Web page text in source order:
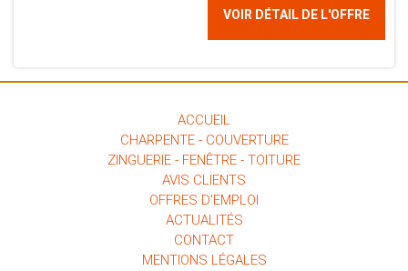
VOIR DÉTAIL DE L'OFFRE
ACCUEIL
CHARPENTE - COUVERTURE
ZINGUERIE - FENÊTRE - TOITURE
AVIS CLIENTS
OFFRES D'EMPLOI
ACTUALITÉS
CONTACT
MENTIONS LÉGALES